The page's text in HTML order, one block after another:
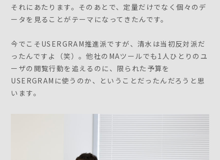
それにあたります。そのあとで、定量だけでなく個々のデ
ータを見ることがテーマになってきたんです。
今でこそUSERGRAM推進派ですが、清水は当初反対派だ
ったんですよ（笑）。他社のMAツールでも1人ひとりのユ
ーザの閲覧行動を追えるのに、限られた予算を
USERGRAMに使うのか、ということだったんだろうと思
います。